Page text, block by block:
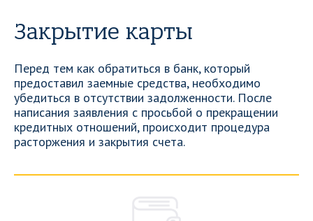
Закрытие карты
Перед тем как обратиться в банк, который
предоставил заемные средства, необходимо
убедиться в отсутствии задолженности. После
написания заявления с просьбой о прекращении
кредитных отношений, происходит процедура
расторжения и закрытия счета.